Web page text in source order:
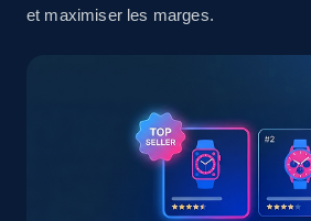
eBay - Gather data on
specified keywords
URL, Product id, Title, Seller
et maximiser les marges.